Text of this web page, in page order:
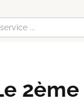
OUVERT
DE 10:00 À 20:00
2ème